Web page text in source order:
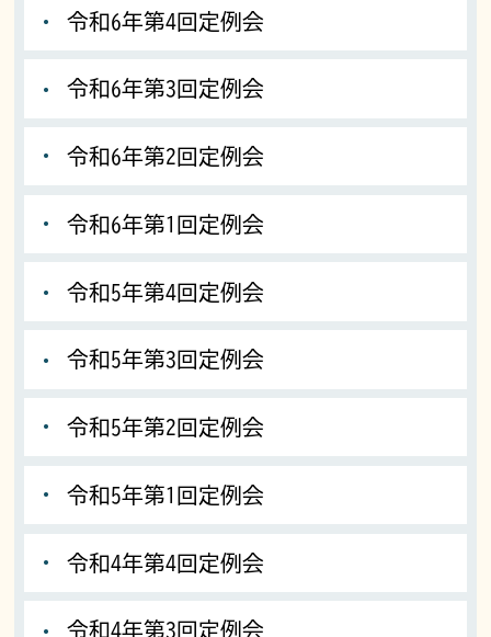
令和6年第4回定例会
令和6年第3回定例会
令和6年第2回定例会
令和6年第1回定例会
令和5年第4回定例会
令和5年第3回定例会
令和5年第2回定例会
令和5年第1回定例会
令和4年第4回定例会
令和4年第3回定例会